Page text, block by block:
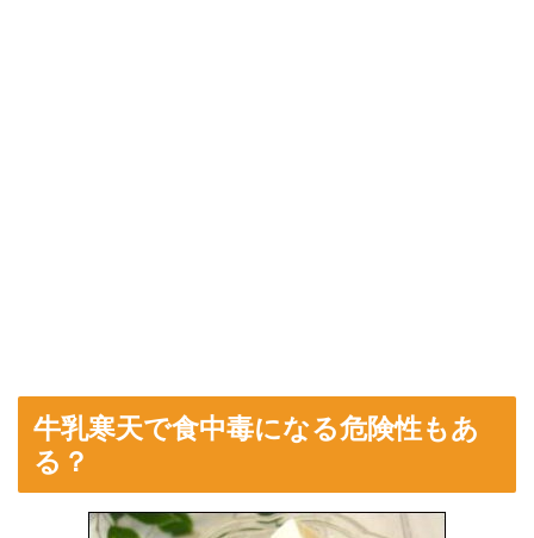
牛乳寒天で食中毒になる危険性もあ
る？